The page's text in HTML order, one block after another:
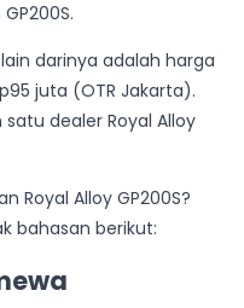
darinya adalah harga
juta (OTR Jakarta).
dealer Royal Alloy
Royal Alloy GP200S?
bahasan berikut: